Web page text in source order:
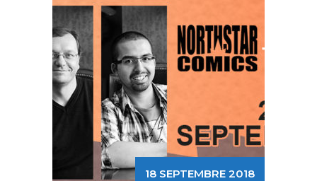
18 SEPTEMBRE 2018